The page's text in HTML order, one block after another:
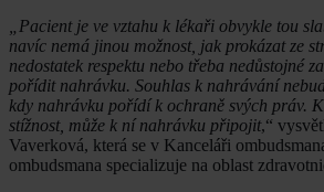
„Pacient je ve vztahu k lékaři obvykle tou
navíc nemá jinou možnost, jak prokázat ze
nedostatek respektu nebo třeba nedůstojné
pořídit nahrávku. Souhlas k nahrávání
kdy nahrávku pořídí k ochraně svých práv.
stížnost, může k ní nahrávku připojit,“
Vaverková, která se v Kanceláři
ombudsmana specializuje na oblast